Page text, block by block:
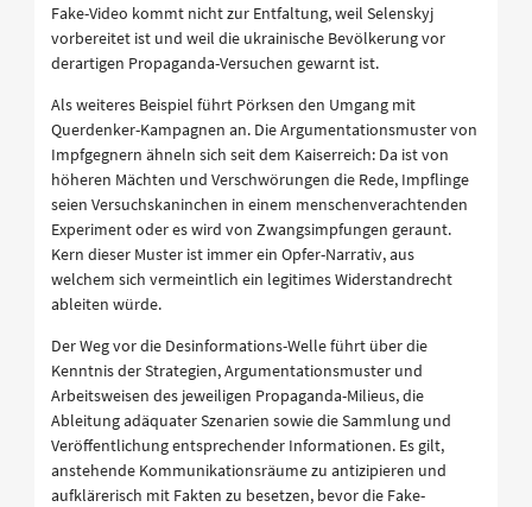
Fake-Video kommt nicht zur Entfaltung, weil Selenskyj
vorbereitet ist und weil die ukrainische Bevölkerung vor
derartigen Propaganda-Versuchen gewarnt ist.
Als weiteres Beispiel führt Pörksen den Umgang mit
Querdenker-Kampagnen an. Die Argumentationsmuster von
Impfgegnern ähneln sich seit dem Kaiserreich: Da ist von
höheren Mächten und Verschwörungen die Rede, Impflinge
seien Versuchskaninchen in einem menschenverachtenden
Experiment oder es wird von Zwangsimpfungen geraunt.
Kern dieser Muster ist immer ein Opfer-Narrativ, aus
welchem sich vermeintlich ein legitimes Widerstandrecht
ableiten würde.
Der Weg vor die Desinformations-Welle führt über die
Kenntnis der Strategien, Argumentationsmuster und
Arbeitsweisen des jeweiligen Propaganda-Milieus, die
Ableitung adäquater Szenarien sowie die Sammlung und
Veröffentlichung entsprechender Informationen. Es gilt,
anstehende Kommunikationsräume zu antizipieren und
aufklärerisch mit Fakten zu besetzen, bevor die Fake-